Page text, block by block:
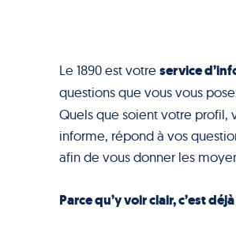
Le 1890 est votre service
questions que vous vous
Quels que soient votre profil,
informe, répond à vos
afin de vous donner les
Parce qu’y voir clair, c’est